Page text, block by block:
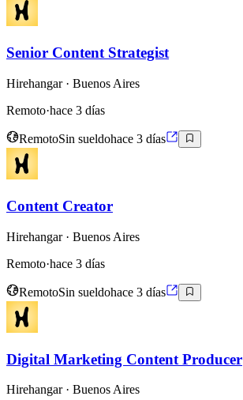
Senior Content Strategist
Hirehangar· Buenos Aires
Remoto·hace 3 días
RemotoSin sueldohace 3 días
Content Creator
Hirehangar· Buenos Aires
Remoto·hace 3 días
RemotoSin sueldohace 3 días
Digital Marketing Content Producer
Hirehangar· Buenos Aires